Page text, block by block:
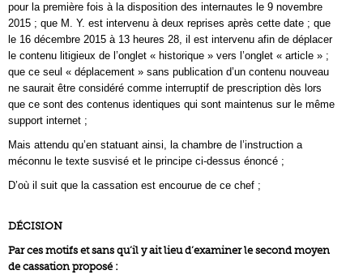
pour la première fois à la disposition des internautes le 9 novembre
2015 ; que M. Y. est intervenu à deux reprises après cette date ; que
le 16 décembre 2015 à 13 heures 28, il est intervenu afin de déplacer
le contenu litigieux de l’onglet « historique » vers l’onglet « article » ;
que ce seul « déplacement » sans publication d’un contenu nouveau
ne saurait être considéré comme interruptif de prescription dès lors
que ce sont des contenus identiques qui sont maintenus sur le même
support internet ;
Mais attendu qu’en statuant ainsi, la chambre de l’instruction a
méconnu le texte susvisé et le principe ci-dessus énoncé ;
D’où il suit que la cassation est encourue de ce chef ;
DÉCISION
Par ces motifs et sans qu’il y ait lieu d’examiner le second moyen
de cassation proposé :